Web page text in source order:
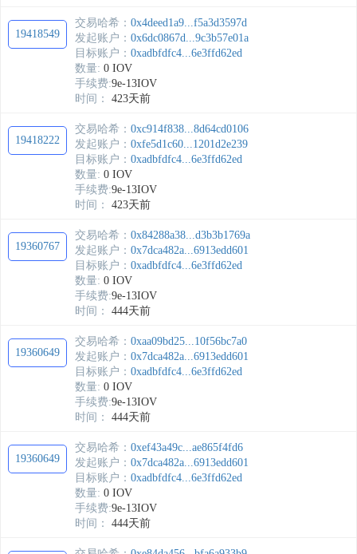
19418549
交易哈希： 0x4deed1a9...f5a3d3597d
发起账户： 0x6dc0867d...9c3b57e01a
目标账户： 0xadbfdfc4...6e3ffd62ed
数量: 0 IOV
手续费:9e-13IOV
时间：
423天前
19418222
交易哈希： 0xc914f838...8d64cd0106
发起账户： 0xfe5d1c60...1201d2e239
目标账户： 0xadbfdfc4...6e3ffd62ed
数量: 0 IOV
手续费:9e-13IOV
时间：
423天前
19360767
交易哈希： 0x84288a38...d3b3b1769a
发起账户： 0x7dca482a...6913edd601
目标账户： 0xadbfdfc4...6e3ffd62ed
数量: 0 IOV
手续费:9e-13IOV
时间：
444天前
19360649
交易哈希： 0xaa09bd25...10f56bc7a0
发起账户： 0x7dca482a...6913edd601
目标账户： 0xadbfdfc4...6e3ffd62ed
数量: 0 IOV
手续费:9e-13IOV
时间：
444天前
19360649
交易哈希： 0xef43a49c...ae865f4fd6
发起账户： 0x7dca482a...6913edd601
目标账户： 0xadbfdfc4...6e3ffd62ed
数量: 0 IOV
手续费:9e-13IOV
时间：
444天前